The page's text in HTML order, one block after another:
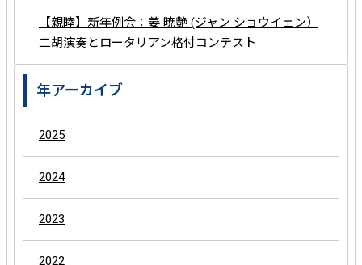
【親睦】新年例会：姜 暁艶 (ジャン ショウイェン）
二胡演奏とロータリアン格付コンテスト
年アーカイブ
2025
2024
2023
2022